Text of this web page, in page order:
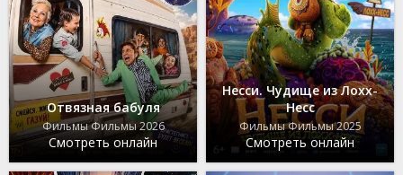
Отвязная бабуля
Фильмы Фильмы 2026
Смотреть онлайн
Несси. Чудище из Лохх-
Несс
Фильмы Фильмы 2025
Смотреть онлайн